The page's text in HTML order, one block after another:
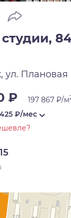
ул. Плановая
₽ 197 867 ₽/м
₽/мес